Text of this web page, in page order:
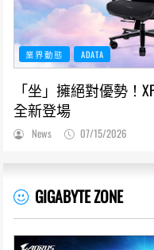
業界動態 ADATA
「坐」擁絕對優勢！
全新登場
News 07/15/2026
GIGABYTE ZONE